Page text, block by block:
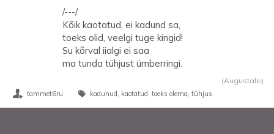
/---/
Kõik kaotatud, ei kadund sa,
toeks olid, veelgi tuge kingid!
Su kõrval iialgi ei saa
ma tunda tühjust ümberringi.
(Augustale)
tammet6ru kadunud kaotatud toeks olema tühjus